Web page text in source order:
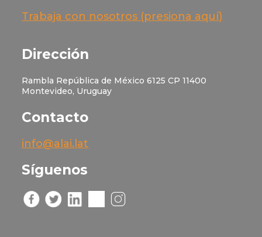
Trabaja con nosotros (presiona aquí)
Dirección
Rambla República de México 6125 CP 11400
Montevideo, Uruguay
Contacto
info@alai.lat
Síguenos